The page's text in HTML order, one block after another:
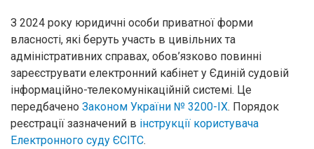
З 2024 року юридичні особи приватної форми
власності, які беруть участь в цивільних та
адміністративних справах, обов’язково повинні
зареєструвати електронний кабінет у Єдиній судовій
інформаційно-телекомунікаційній системі. Це
передбачено Законом України № 3200-ІХ. Порядок
реєстрації зазначений в інструкції користувача
Електронного суду ЄСІТС.